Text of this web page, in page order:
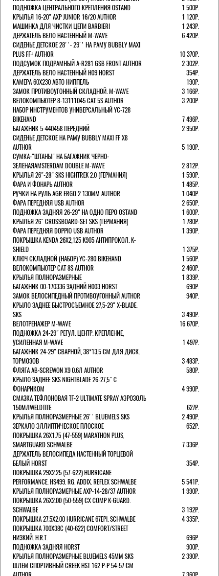
ПОДНОЖКА ЦЕНТРАЛЬНОГО КРЕПЛЕНИЯ OSTAND
1 500Р.
КРЫЛЬЯ 16-20" AXP JUNIOR 16/20 AUTHOR
1 120Р.
МАШИНКА ДЛЯ ЧИСТКИ ЦЕПИ BARBIERI
1 243Р.
ДЕРЖАТЕЛЬ ВЕЛО НАСТЕННЫЙ M-WAVE
6 420Р.
СИДЕНЬЕ ДЕТСКОЕ 28''- 29'' НА РАМУ BUBBLY MAXI
PLUS FF+ AUTHOR
10 370Р.
ПОДСУМОК ПОДРАМНЫЙ A-R281 GSB FRONT AUTHOR
2 302Р.
ДЕРЖАТЕЛЬ ВЕЛО НАСТЕННЫЙ H09 HORST
354Р.
КАМЕРА 60X230 АВТО НИППЕЛЬ
190Р.
ЗАМОК ПРОТИВОУГОННЫЙ СКЛАДНОЙ. M-WAVE
3 166Р.
ВЕЛОКОМПЬЮТЕР 8-13111045 CAT 5S AUTHOR
3 200Р.
НАБОР ИНСТРУМЕНТОВ УНИВЕРСАЛЬНЫЙ YC-728
BIKEHAND
7 496Р.
БАГАЖНИК 5-440458 ПЕРЕДНИЙ
2 950Р.
СИДЕНЬЕ ДЕТСКОЕ НА РАМУ BUBBLY MAXI FF X8
AUTHOR
5 190Р.
СУМКА-"ШТАНЫ" НА БАГАЖНИК ЧЕРНО-
ЗЕЛЕНАЯAMSTERDAM DOUBLE M-WAVE
2 812Р.
КРЫЛЬЯ 26"-28" SKS HIGHTREK 2.0 (ГЕРМАНИЯ)
1 590Р.
ФАРА И ФОНАРЬ AUTHOR
1 485Р.
РУЧКИ НА РУЛЬ AGR ERGO 2 130ММ AUTHOR
1 040Р.
ФАРА ПЕРЕДНЯЯ USB AUTHOR
2 650Р.
ПОДНОЖКА ЗАДНЯЯ 26-29" НА ОДНО ПЕРО OSTAND
1 600Р.
КРЫЛЬЯ 26" CROSSBOARD-SET SKS (ГЕРМАНИЯ)
1 780Р.
ФАРА ПЕРЕДНЯЯ DOPPIO USB AUTHOR
1 390Р.
ПОКРЫШКА KENDA 26Х2,125 K905 АНТИПРОКОЛ. K-
SHIELD
1 375Р.
КЛЮЧ СКЛАДНОЙ (НАБОР) YC-280 BIKEHAND
1 560Р.
ВЕЛОКОМПЬЮТЕР CAT 8S AUTHOR
2 460Р.
КРЫЛЬЯ ПОЛНОРАЗМЕРНЫЕ
1 839Р.
БАГАЖНИК 00-170336 ЗАДНИЙ H003 HORST
690Р.
ЗАМОК ВЕЛОСИПЕДНЫЙ ПРОТИВОУГОННЫЙ AUTHOR
940Р.
КРЫЛО ЗАДНЕЕ БЫСТРОСЪЕМНОЕ 27,5-29" X-BLADE.
SKS
3 490Р.
ВЕЛОТРЕНАЖЕР M-WAVE
16 670Р.
ПОДНОЖКА 24-29" РЕГУЛ. ЦЕНТР. КРЕПЛЕНИЕ,
УСИЛЕННАЯ M-WAVE
1 497Р.
БАГАЖНИК 24-29" СВАРНОЙ, 38*13,5 СМ ДЛЯ ДИСК.
ТОРМОЗОВ
3 483Р.
ФЛЯГА AB-SCREWON X9 0.6Л AUTHOR
580Р.
КРЫЛО ЗАДНЕЕ SKS NIGHTBLADE 26-27,5" С
ФОНАРИКОМ
4 990Р.
СМАЗКА ТЕФЛОНОВАЯ TF-2 ULTIMATE SPRAY АЭРОЗОЛЬ
150МЛWELDTITE
627Р.
КРЫЛЬЯ ПОЛНОРАЗМЕРНЫЕ 26'' BLUEMELS SKS
2 490Р.
ЗЕРКАЛО ЭЛЛИПТИЧЕСКОЕ ПЛОСКОЕ
652Р.
ПОКРЫШКА 26X1.75 (47-559) MARATHON PLUS,
SMARTGUARD SCHWALBE
7 336Р.
ДЕРЖАТЕЛЬ ВЕЛОCИПЕДА НАСТЕННЫЙ ТОРЦЕВОЙ
БЕЛЫЙ HORST
354Р.
ПОКРЫШКА 29X2.25 (57-622) HURRICANE
PERFORMANCE. HS499. RG. ADDIX. REFLEX SCHWALBE
5 541Р.
КРЫЛЬЯ ПОЛНОРАЗМЕРНЫЕ AXP-14-28/37 AUTHOR
1 990Р.
ПОКРЫШКА 26X2.00 (50-559) CX COMP K-GUARD.
SCHWALBE
3 192Р.
ПОКРЫШКА 27.5X2.00 HURRICANE 67EPI. SCHWALBE
4 335Р.
ПОКРЫШКА 700X38С (40-622) COMFORT/STREET
НИЗКИЙ. H.R.T.
696Р.
ПОДНОЖКА ЗАДНЯЯ HORST
900Р.
КРЫЛЬЯ ПОЛНОРАЗМЕРНЫЕ BLUEMELS 45MM SKS
2 390Р.
ШЛЕМ СПОРТИВНЫЙ CREEK HST 162 Р-Р 54-57 СМ